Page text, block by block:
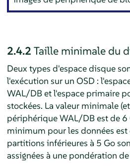
2.4.2 Taille minimale du
Deux types d'espace disque
l'exécution sur un OSD :
WAL/DB et l'espace primaire
stockées. La valeur minimale
périphérique WAL/DB est de 6
minimum pour les données est
partitions inférieures à 5 Go
assignées à une pondération